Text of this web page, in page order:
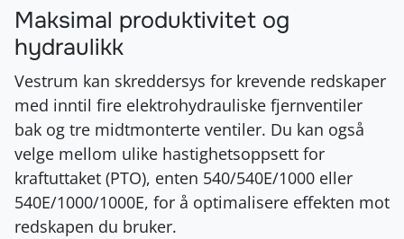
Maksimal produktivitet og
hydraulikk
Vestrum kan skreddersys for krevende redskaper
med inntil fire elektrohydrauliske fjernventiler
bak og tre midtmonterte ventiler. Du kan også
velge mellom ulike hastighetsoppsett for
kraftuttaket (PTO), enten 540/540E/1000 eller
540E/1000/1000E, for å optimalisere effekten mot
redskapen du bruker.